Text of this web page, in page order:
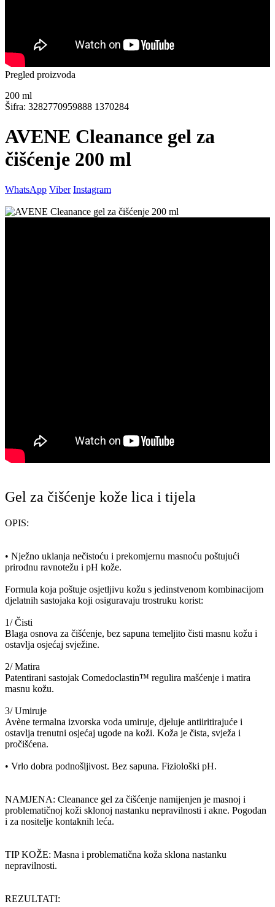
Pregled proizvoda
200 ml
Šifra: 3282770959888 1370284
AVENE Cleanance gel za
čišćenje 200 ml
WhatsApp Viber Instagram
Gel za čišćenje kože lica i tijela
OPIS:
• Nježno uklanja nečistoću i prekomjernu masnoću poštujući
prirodnu ravnotežu i pH kože.
Formula koja poštuje osjetljivu kožu s jedinstvenom kombinacijom
djelatnih sastojaka koji osiguravaju trostruku korist:
1/ Čisti
Blaga osnova za čišćenje, bez sapuna temeljito čisti masnu kožu i
ostavlja osjećaj svježine.
2/ Matira
Patentirani sastojak Comedoclastin™ regulira mašćenje i matira
masnu kožu.
3/ Umiruje
Avène termalna izvorska voda umiruje, djeluje antiiritirajuće i
ostavlja trenutni osjećaj ugode na koži. Koža je čista, svježa i
pročišćena.
• Vrlo dobra podnošljivost. Bez sapuna. Fiziološki pH.
NAMJENA: Cleanance gel za čišćenje namijenjen je masnoj i
problematičnoj koži sklonoj nastanku nepravilnosti i akne. Pogodan
i za nositelje kontaknih leća.
TIP KOŽE: Masna i problematična koža sklona nastanku
nepravilnosti.
REZULTATI: